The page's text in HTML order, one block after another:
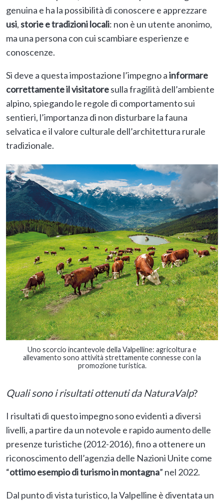
genuina e ha la possibilità di conoscere e apprezzare
usi,storieetradizioni locali: non è un utente anonimo,
ma una persona con cui scambiare esperienze e
conoscenze.
Si deve a questa impostazione l’impegno ainformare
correttamente il visitatoresulla fragilità dell’ambiente
alpino, spiegando le regole di comportamento sui
sentieri, l’importanza di non disturbare la fauna
selvatica e il valore culturale dell’architettura rurale
tradizionale.
Uno scorcio incantevole della Valpelline: agricoltura e
allevamento sono attività strettamente connesse con la
promozione turistica.
Quali sono i risultati ottenuti da NaturaValp?
I risultati di questo impegno sono evidenti a diversi
livelli, a partire da un notevole e rapido aumento delle
presenze turistiche (2012-2016), fino a ottenere un
riconoscimento dell’agenzia delle Nazioni Unite come
“ottimo esempio di turismo in montagna” nel 2022.
Dal punto di vista turistico, la Valpelline è diventata un